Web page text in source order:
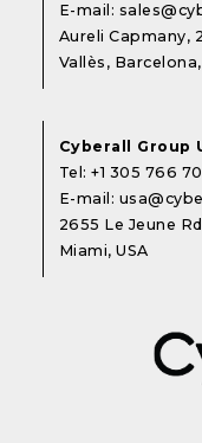
E-mail:
Aureli Capmany,
Vallès,
Cyberall Group
Tel:+1 305 766
E-mail:
2655 Le Jeune
Miami, USA